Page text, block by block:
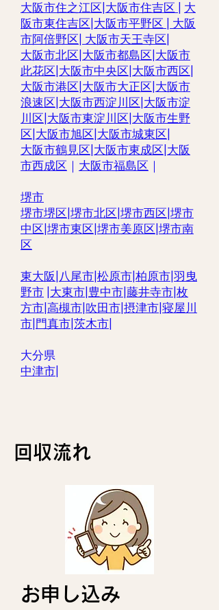
大阪市住之江区| 大阪市住吉区 |
大
阪市東住吉区 大阪市平野区
大阪
市阿倍野区 大阪市天王寺区
大阪市北区 大阪市都島区 大阪市
此花区 大阪市中央区 大阪市西区
大阪市港区 大阪市大正区 大阪市
浪速区 大阪市西淀川区 大阪市淀
川区 大阪市東淀川区 大阪市生野
区 大阪市旭区 大阪市城東区
大阪市鶴見区 大阪市東成区 大阪
市西成区 ｜ 大阪市福島区 ｜
堺市
堺市堺区 堺市北区 堺市西区 堺市
中区 堺市東区| 堺市美原区 堺市南
区
東大阪 八尾市 松原市 柏原市 羽曳
野市 大東市 豊中市 藤井寺市 枚
方市 高槻市 吹田市 摂津市 寝屋川
市 門真市 茨木市
大分県
中津市
回収流れ
お申し込み